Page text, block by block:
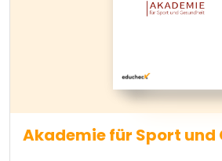
Akademie für Sport und